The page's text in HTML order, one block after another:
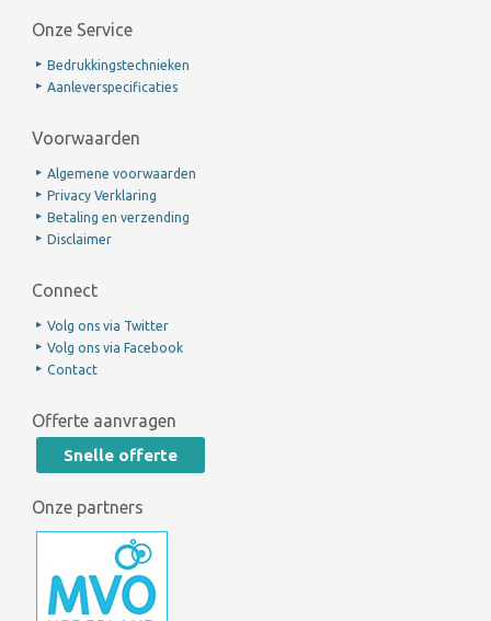
Onze Service
Bedrukkingstechnieken
Aanleverspecificaties
Voorwaarden
Algemene voorwaarden
Privacy Verklaring
Betaling en verzending
Disclaimer
Connect
Volg ons via Twitter
Volg ons via Facebook
Contact
Offerte aanvragen
Snelle offerte
Onze partners